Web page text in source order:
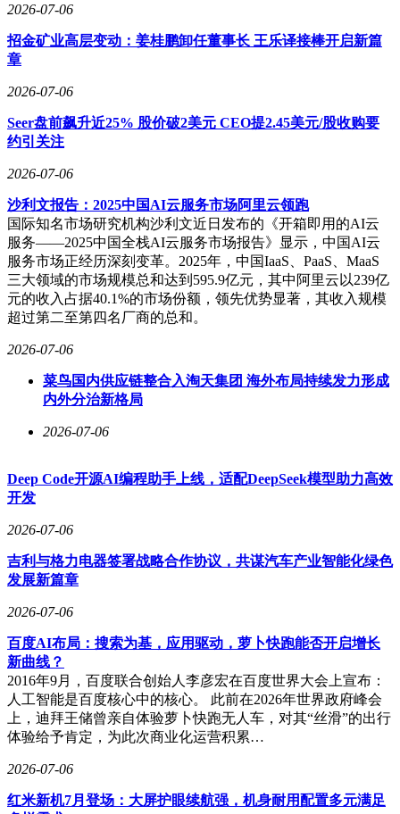
2026-07-06
招金矿业高层变动：姜桂鹏卸任董事长 王乐译接棒开启新篇
章
2026-07-06
Seer盘前飙升近25% 股价破2美元 CEO提2.45美元/股收购要
约引关注
2026-07-06
沙利文报告：2025中国AI云服务市场阿里云领跑
国际知名市场研究机构沙利文近日发布的《开箱即用的AI云
服务——2025中国全栈AI云服务市场报告》显示，中国AI云
服务市场正经历深刻变革。2025年，中国IaaS、PaaS、MaaS
三大领域的市场规模总和达到595.9亿元，其中阿里云以239亿
元的收入占据40.1%的市场份额，领先优势显著，其收入规模
超过第二至第四名厂商的总和。
2026-07-06
菜鸟国内供应链整合入淘天集团 海外布局持续发力形成
内外分治新格局
2026-07-06
Deep Code开源AI编程助手上线，适配DeepSeek模型助力高效
开发
2026-07-06
吉利与格力电器签署战略合作协议，共谋汽车产业智能化绿色
发展新篇章
2026-07-06
百度AI布局：搜索为基，应用驱动，萝卜快跑能否开启增长
新曲线？
2016年9月，百度联合创始人李彦宏在百度世界大会上宣布：
人工智能是百度核心中的核心。 此前在2026年世界政府峰会
上，迪拜王储曾亲自体验萝卜快跑无人车，对其“丝滑”的出行
体验给予肯定，为此次商业化运营积累…
2026-07-06
红米新机7月登场：大屏护眼续航强，机身耐用配置多元满足